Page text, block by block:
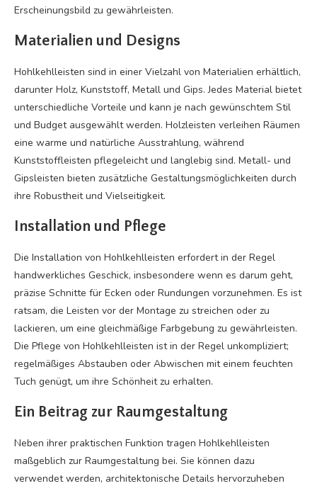
Erscheinungsbild zu gewährleisten.
Materialien und Designs
Hohlkehlleisten sind in einer Vielzahl von Materialien erhältlich,
darunter Holz, Kunststoff, Metall und Gips. Jedes Material bietet
unterschiedliche Vorteile und kann je nach gewünschtem Stil
und Budget ausgewählt werden. Holzleisten verleihen Räumen
eine warme und natürliche Ausstrahlung, während
Kunststoffleisten pflegeleicht und langlebig sind. Metall- und
Gipsleisten bieten zusätzliche Gestaltungsmöglichkeiten durch
ihre Robustheit und Vielseitigkeit.
Installation und Pflege
Die Installation von Hohlkehlleisten erfordert in der Regel
handwerkliches Geschick, insbesondere wenn es darum geht,
präzise Schnitte für Ecken oder Rundungen vorzunehmen. Es ist
ratsam, die Leisten vor der Montage zu streichen oder zu
lackieren, um eine gleichmäßige Farbgebung zu gewährleisten.
Die Pflege von Hohlkehlleisten ist in der Regel unkompliziert;
regelmäßiges Abstauben oder Abwischen mit einem feuchten
Tuch genügt, um ihre Schönheit zu erhalten.
Ein Beitrag zur Raumgestaltung
Neben ihrer praktischen Funktion tragen Hohlkehlleisten
maßgeblich zur Raumgestaltung bei. Sie können dazu
verwendet werden, architektonische Details hervorzuheben